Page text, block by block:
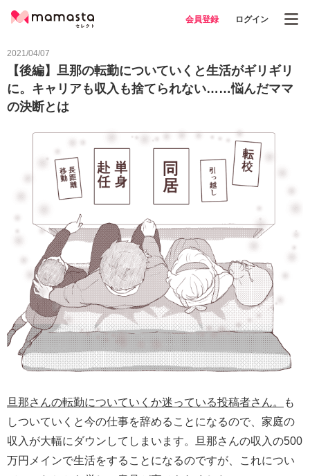
会員登録 ログイン
2021/04/07
【後編】旦那の転勤についていくと生活がギリギリ
に。キャリアも収入も捨てられない……悩んだママ
の決断とは
旦那さんの転勤についていくか迷っている投稿者さん。
も
しついていくと今の仕事を辞めることになるので、家庭の
収入が大幅にダウンしてしまいます。旦那さんの収入の500
万円メインで生活をすることになるのですが、これについ